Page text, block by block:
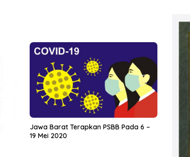
Jawa Barat Terapkan PSBB Pada 6 –
19 Mei 2020